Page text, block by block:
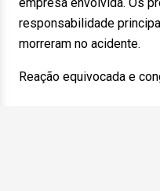
responsabilidade
morreram no acidente.
Reação equivocada e